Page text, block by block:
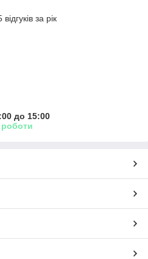
за рік
до 15:00
роботи